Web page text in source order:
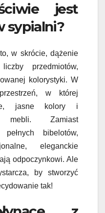
jest
sypialni?
w skrócie, dążenie
przedmiotów,
kolorystyki. W
w której
jasne kolory i
mebli. Zamiast
pełnych bibelotów,
eleganckie
odpoczynkowi. Ale
by stworzyć
tak!